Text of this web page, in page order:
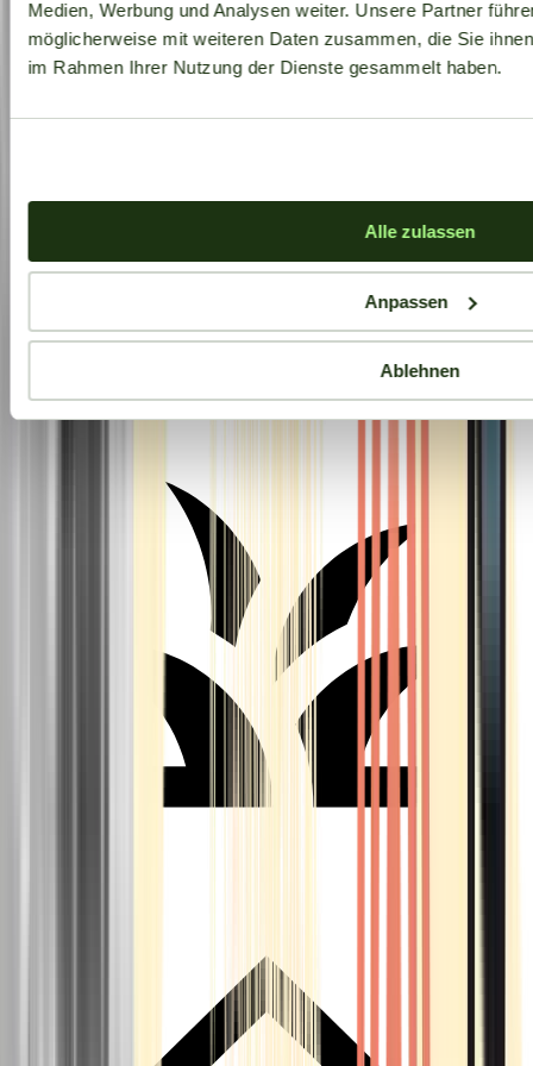
Medien, Werbung und Analysen weiter. Unsere Partner
möglicherweise mit weiteren Daten zusammen, die Sie
im Rahmen Ihrer Nutzung der Dienste gesammelt haben.
Alle zulassen
Anpassen
Ablehnen